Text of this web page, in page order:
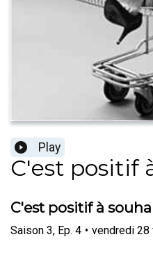
Play
C'est positif
C'est positif à
Saison 3, Ep. 4 • vendredi